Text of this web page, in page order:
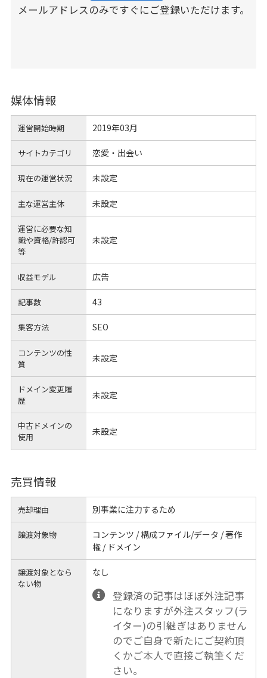
メールアドレスのみですぐにご登録いただけます。
媒体情報
運営開始時期 2019年03月
サイトカテゴリ 恋愛・出会い
現在の運営状況 未設定
主な運営主体 未設定
運営に必要な知
識や資格/許認可
等
未設定
収益モデル 広告
記事数 43
集客方法 SEO
コンテンツの性
質
未設定
ドメイン変更履
歴
未設定
中古ドメインの
使用
未設定
売買情報
売却理由 別事業に注力するため
譲渡対象物
コンテンツ / 構成ファイル/データ / 著作
権 / ドメイン
譲渡対象となら
ない物
なし
登録済の記事はほぼ外注記事
になりますが外注スタッフ(ラ
イター)の引継ぎはありません
のでご自身で新たにご契約頂
くかご本人で直接ご執筆くだ
さい。